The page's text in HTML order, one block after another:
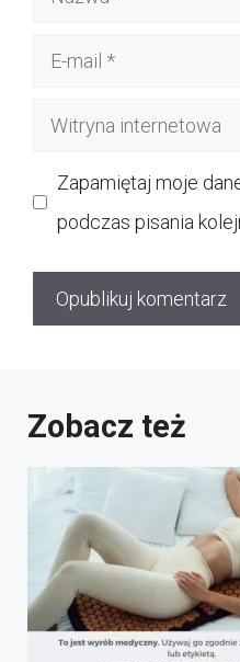
Witryna
Zapamiętaj moje
podczas pisania
Zobacz też